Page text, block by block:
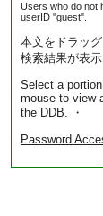
Users who do not
userID "guest".
本文をドラッ
検索結果が表示
Select a
mouse to view
the DDB. ・
Password